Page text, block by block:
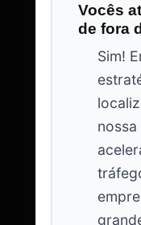
Vocês
de fora
Sim!